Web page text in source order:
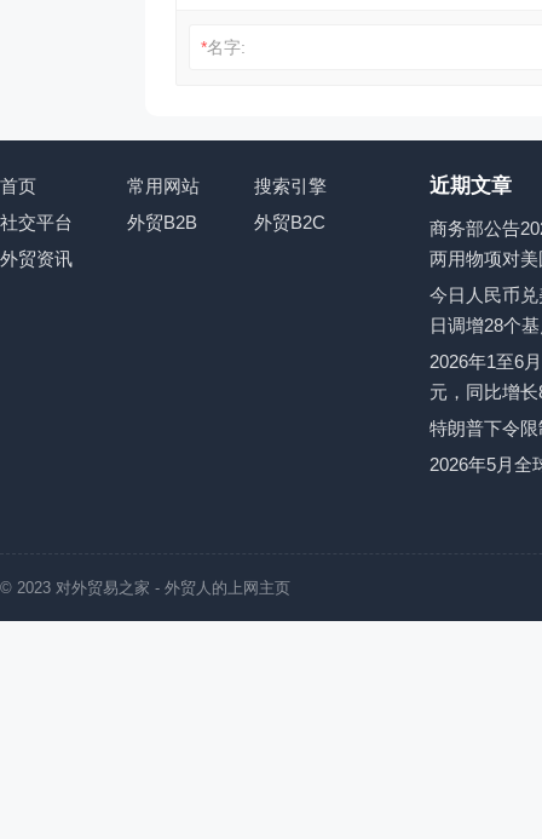
*名字:
首页 常用网站
搜索引擎
社交平台
外贸B2B
外贸B2C
外贸资讯
近期文章
商务部公告
两用物项对
今日人民币
日调增28个
2026年1至6
元，同比增
特朗普下令
2026年5月全
© 2023 对外贸易之家 - 外贸人的上网主页